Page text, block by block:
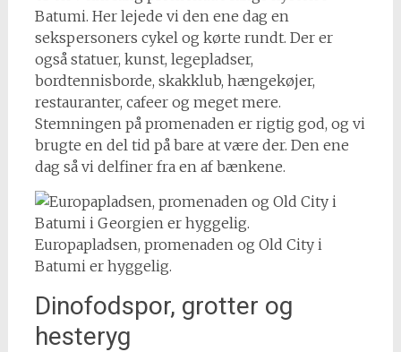
Batumi. Her lejede vi den ene dag en
sekspersoners cykel og kørte rundt. Der er
også statuer, kunst, legepladser,
bordtennisborde, skakklub, hængekøjer,
restauranter, cafeer og meget mere.
Stemningen på promenaden er rigtig god, og vi
brugte en del tid på bare at være der. Den ene
dag så vi delfiner fra en af bænkene.
Europapladsen, promenaden og Old City i
Batumi er hyggelig.
Dinofodspor, grotter og
hesteryg